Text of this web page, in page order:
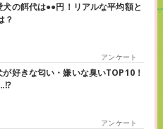
犬の餌代は●●円！リアルな平均額と
？
アンケート
が好きな匂い・嫌いな臭いTOP10！
アンケート